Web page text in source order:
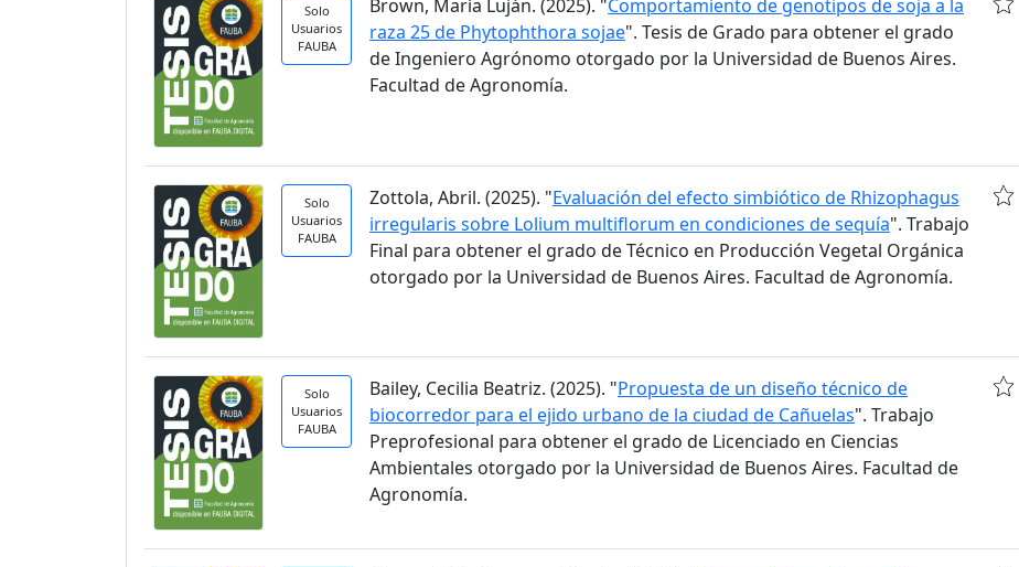
Solo
Usuarios
FAUBA
Brown, María Luján. (2025). "Comportamiento de genotipos de soja a la
raza 25 de Phytophthora sojae". Tesis de Grado para obtener el grado
de Ingeniero Agrónomo otorgado por la Universidad de Buenos Aires.
Facultad de Agronomía.
Solo
Usuarios
FAUBA
Zottola, Abril. (2025). "Evaluación del efecto simbiótico de Rhizophagus
irregularis sobre Lolium multiflorum en condiciones de sequía". Trabajo
Final para obtener el grado de Técnico en Producción Vegetal Orgánica
otorgado por la Universidad de Buenos Aires. Facultad de Agronomía.
Solo
Usuarios
FAUBA
Bailey, Cecilia Beatriz. (2025). "Propuesta de un diseño técnico de
biocorredor para el ejido urbano de la ciudad de Cañuelas". Trabajo
Preprofesional para obtener el grado de Licenciado en Ciencias
Ambientales otorgado por la Universidad de Buenos Aires. Facultad de
Agronomía.